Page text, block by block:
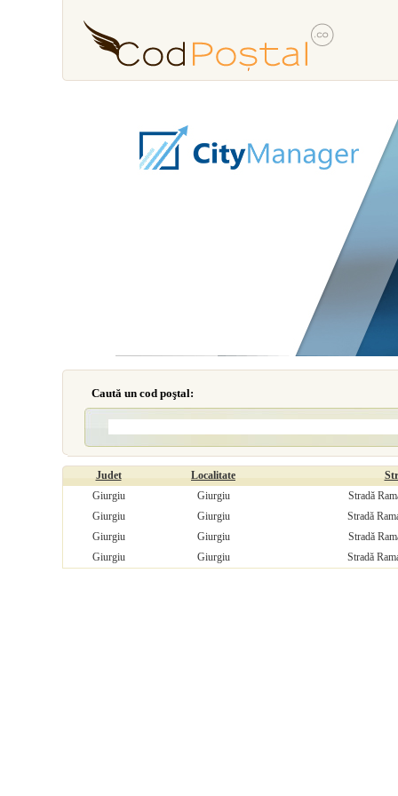
Caută un cod poştal:
Judet Localitate
Giurgiu
Giurgiu
Stradă
Giurgiu
Giurgiu
Stradă
Giurgiu
Giurgiu
Stradă
Giurgiu
Giurgiu Stradă